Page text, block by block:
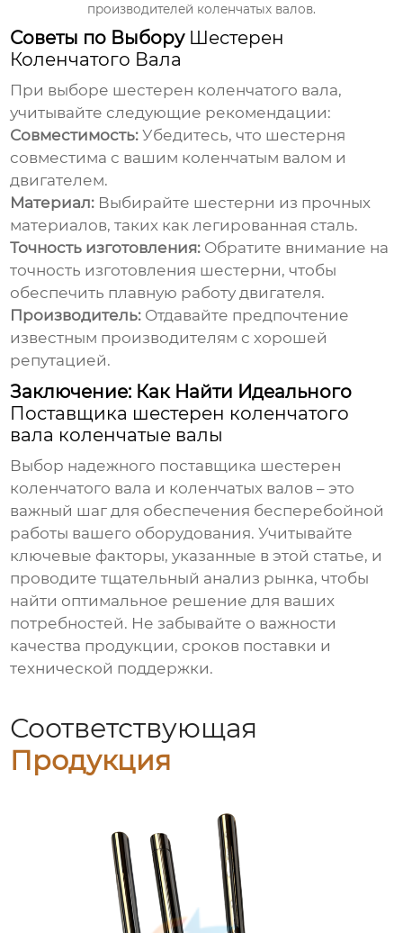
производителей коленчатых валов.
Советы по Выбору Шестерен
Коленчатого Вала
При выборе шестерен коленчатого вала,
учитывайте следующие рекомендации:
Совместимость: Убедитесь, что шестерня
совместима с вашим коленчатым валом и
двигателем.
Материал: Выбирайте шестерни из прочных
материалов, таких как легированная сталь.
Точность изготовления: Обратите внимание на
точность изготовления шестерни, чтобы
обеспечить плавную работу двигателя.
Производитель: Отдавайте предпочтение
известным производителям с хорошей
репутацией.
Заключение: Как Найти Идеального
Поставщика шестерен коленчатого
вала коленчатые валы
Выбор надежного поставщика шестерен
коленчатого вала и коленчатых валов – это
важный шаг для обеспечения бесперебойной
работы вашего оборудования. Учитывайте
ключевые факторы, указанные в этой статье, и
проводите тщательный анализ рынка, чтобы
найти оптимальное решение для ваших
потребностей. Не забывайте о важности
качества продукции, сроков поставки и
технической поддержки.
Соответствующая
Продукция